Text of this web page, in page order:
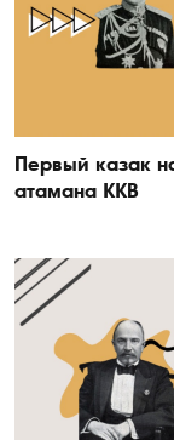
Первый казак
атамана ККВ